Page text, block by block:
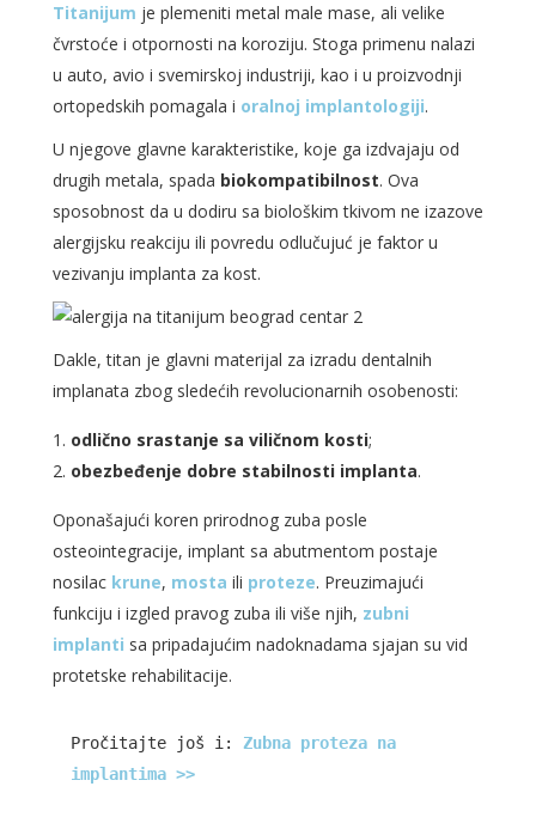
Titanijum je plemeniti metal male mase, ali velike
čvrstoće i otpornosti na koroziju. Stoga primenu nalazi
u auto, avio i svemirskoj industriji, kao i u proizvodnji
ortopedskih pomagala i oralnoj implantologiji.
U njegove glavne karakteristike, koje ga izdvajaju od
drugih metala, spada biokompatibilnost. Ova
sposobnost da u dodiru sa biološkim tkivom ne izazove
alergijsku reakciju ili povredu odlučujuć je faktor u
vezivanju implanta za kost.
Dakle, titan je glavni materijal za izradu dentalnih
implanata zbog sledećih revolucionarnih osobenosti:
odlično srastanje sa viličnom kosti;
obezbeđenje dobre stabilnosti implanta.
Oponašajući koren prirodnog zuba posle
osteointegracije, implant sa abutmentom postaje
nosilac krune, mosta ili proteze. Preuzimajući
funkciju i izgled pravog zuba ili više njih, zubni
implanti sa pripadajućim nadoknadama sjajan su vid
protetske rehabilitacije.
Pročitajte još i: Zubna proteza na
implantima >>